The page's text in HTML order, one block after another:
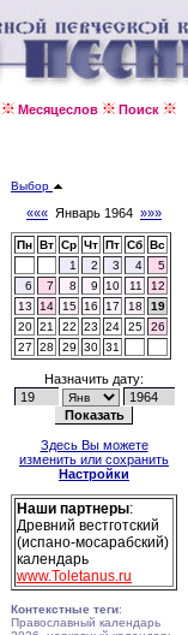
Месяцеслов
Поиск
Выбор
««« Январь 1964 »»»
Пн Вт Ср Чт Пт Сб Вс
1
2 3 4
5
6
7 8 9 10 11
12
13
14 15 16 17 18
19
20 21 22 23 24 25
26
27
28 29 30 31
Назначить дату:
Здесь Вы можете
изменить или сохранить
Настройки
Наши партнеры:
Древний вестготский
(испано-мосарабский)
календарь
www.Toletanus.ru
Контекстные теги:
Православный календарь